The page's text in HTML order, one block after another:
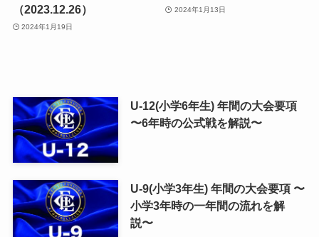
（2023.12.26）
2024年1月19日
2024年1月13日
U-12(小学6年生) 年間の大会要項
〜6年時の公式戦を解説〜
U-9(小学3年生) 年間の大会要項 〜
小学3年時の一年間の流れを解
説〜